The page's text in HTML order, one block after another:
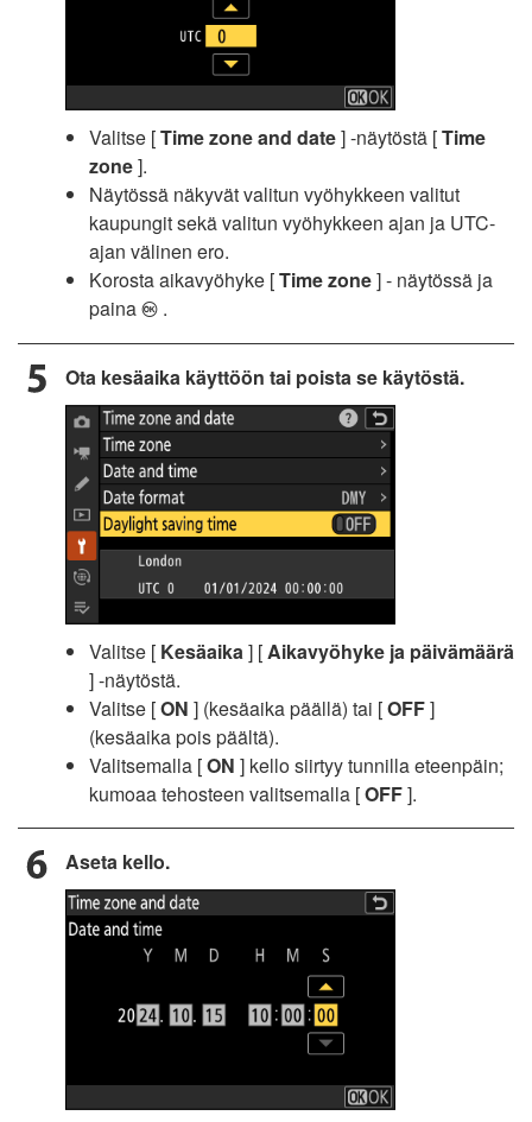
Valitse [Time zone and date] -näytöstä [Time
zone].
Näytössä näkyvät valitun vyöhykkeen valitut
kaupungit sekä valitun vyöhykkeen ajan ja UTC-
ajan välinen ero.
Korosta aikavyöhyke [Time zone] - näytössä ja
paina J .
Ota kesäaika käyttöön tai poista se käytöstä.
Valitse [ Kesäaika] [Aikavyöhyke ja päivämäärä
] -näytöstä.
Valitse [ON ] (kesäaika päällä) tai [OFF]
(kesäaika pois päältä).
Valitsemalla [ON ] kello siirtyy tunnilla eteenpäin;
kumoaa tehosteen valitsemalla [OFF].
Aseta kello.